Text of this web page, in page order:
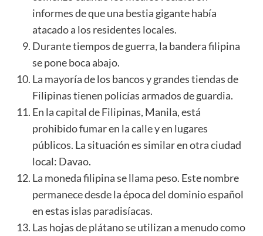
informes de que una bestia gigante había
atacado a los residentes locales.
Durante tiempos de guerra, la bandera filipina
se pone boca abajo.
La mayoría de los bancos y grandes tiendas de
Filipinas tienen policías armados de guardia.
En la capital de Filipinas, Manila, está
prohibido fumar en la calle y en lugares
públicos. La situación es similar en otra ciudad
local: Davao.
La moneda filipina se llama peso. Este nombre
permanece desde la época del dominio español
en estas islas paradisíacas.
Las hojas de plátano se utilizan a menudo como